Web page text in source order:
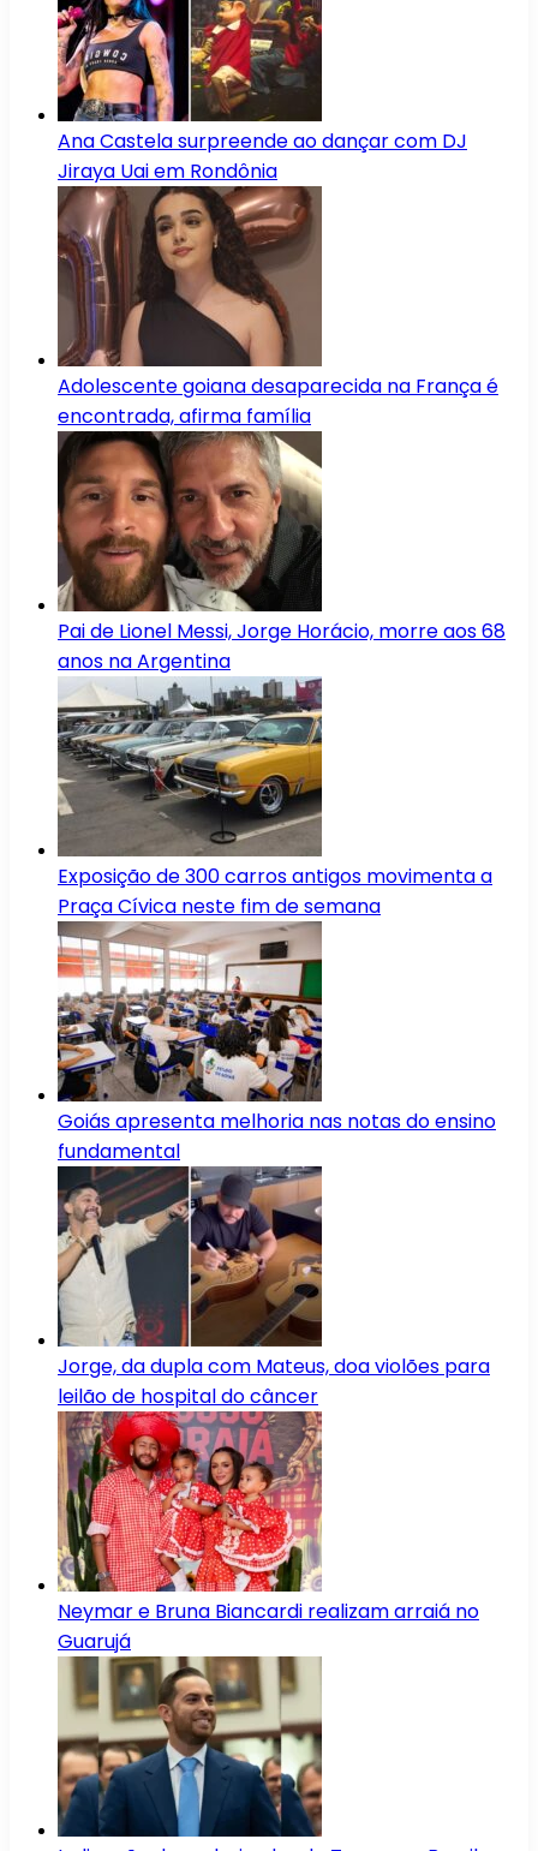
Ana Castela surpreende ao dançar com DJ
Jiraya Uai em Rondônia
Adolescente goiana desaparecida na França é
encontrada, afirma família
Pai de Lionel Messi, Jorge Horácio, morre aos 68
anos na Argentina
Exposição de 300 carros antigos movimenta a
Praça Cívica neste fim de semana
Goiás apresenta melhoria nas notas do ensino
fundamental
Jorge, da dupla com Mateus, doa violões para
leilão de hospital do câncer
Neymar e Bruna Biancardi realizam arraiá no
Guarujá